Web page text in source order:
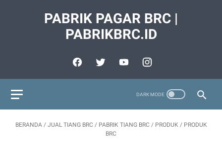
PABRIK PAGAR BRC |
PABRIKBRC.ID
BERANDA / JUAL TIANG BRC / PABRIK TIANG BRC / PRODUK / PRODUK
BRC